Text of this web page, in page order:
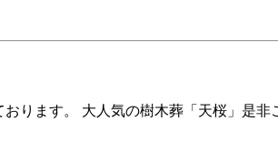
ります。 大人気の樹木葬「天桜」是